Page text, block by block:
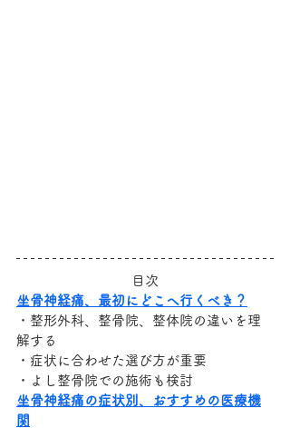
目次
坐骨神経痛、最初にどこへ行くべき？
・整形外科、整骨院、整体院の違いを理
解する
・症状に合わせた選び方が重要
・よし整骨院での施術も検討
坐骨神経痛の症状別、おすすめの医療機
関